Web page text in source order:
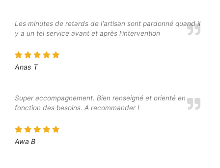
Les minutes de retards de l'artisan sont pardonné quand il
y a un tel service avant et après l'intervention
Anas T
Super accompagnement. Bien renseigné et orienté en
fonction des besoins. A recommander !
Awa B